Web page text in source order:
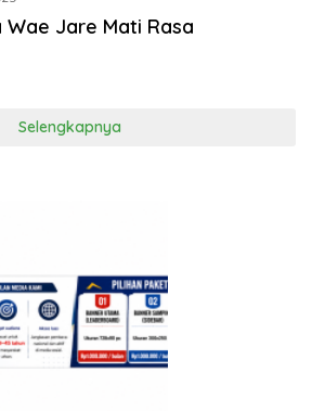
Jare Mati Rasa
Selengkapnya